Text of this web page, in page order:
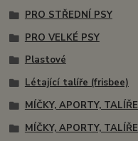
PRO STŘEDNÍ PSY
PRO VELKÉ PSY
Plastové
Létající talíře (frisbee)
MÍČKY, APORTY, TALÍŘE
MÍČKY, APORTY, TALÍŘE